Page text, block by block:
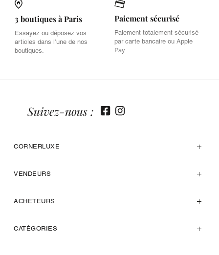
3 boutiques à Paris
Essayez ou déposez vos
articles dans l’une de nos
boutiques.
Paiement sécurisé
Paiement totalement sécurisé
par carte bancaire ou Apple
Pay
CORNERLUXE
VENDEURS
ACHETEURS
CATÉGORIES
Suivez-nous :